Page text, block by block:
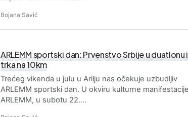
Bojana Savić
ARLEMM sportski dan: Prvenstvo Srbije u duatlonu i
trka na 10km
Trećeg vikenda u julu u Arilju nas očekuje uzbudljiv
ARLEMM sportski dan. U okviru kulturne manifestacije
ARLEMM, u subotu 22.…